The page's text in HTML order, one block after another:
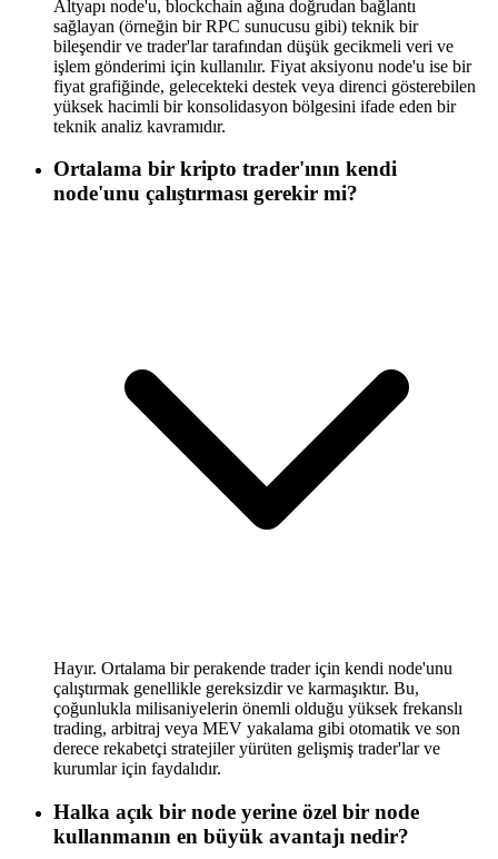
Altyapı node'u, blockchain ağına doğrudan bağlantı
sağlayan (örneğin bir RPC sunucusu gibi) teknik bir
bileşendir ve trader'lar tarafından düşük gecikmeli veri ve
işlem gönderimi için kullanılır. Fiyat aksiyonu node'u ise bir
fiyat grafiğinde, gelecekteki destek veya direnci gösterebilen
yüksek hacimli bir konsolidasyon bölgesini ifade eden bir
teknik analiz kavramıdır.
Ortalama bir kripto trader'ının kendi
node'unu çalıştırması gerekir mi?
Hayır. Ortalama bir perakende trader için kendi node'unu
çalıştırmak genellikle gereksizdir ve karmaşıktır. Bu,
çoğunlukla milisaniyelerin önemli olduğu yüksek frekanslı
trading, arbitraj veya MEV yakalama gibi otomatik ve son
derece rekabetçi stratejiler yürüten gelişmiş trader'lar ve
kurumlar için faydalıdır.
Halka açık bir node yerine özel bir node
kullanmanın en büyük avantajı nedir?